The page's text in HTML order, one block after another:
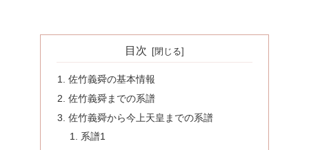
目次
佐竹義舜の基本情報
佐竹義舜までの系譜
佐竹義舜から今上天皇までの系譜
系譜1